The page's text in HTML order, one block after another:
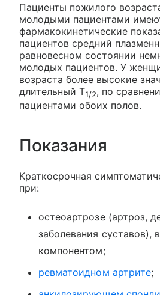
Пациенты пожилого
молодыми пациентами
фармакокинетические
пациентов средний
равновесном состоянии
молодых пациентов. У
возраста более высокие
длительный Т1/2, по
пациентами обоих полов.
Показания
Краткосрочная
при:
остеоартрозе (артроз,
заболевания суставов),
компонентом;
ревматоидном артрите;